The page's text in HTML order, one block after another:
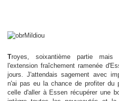
Troyes, soixantième partie mais
l'extension fraîchement ramenée
jours. J'attendais sagement avec
n'ai pas eu la chance de profiter du
celle d'aller à Essen récupérer une